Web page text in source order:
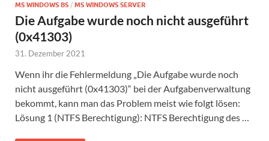
MS WINDOWS BS / MS WINDOWS SERVER
Die Aufgabe wurde noch nicht ausgeführt
(0x41303)
31. Dezember 2021
Wenn ihr die Fehlermeldung „Die Aufgabe wurde noch
nicht ausgeführt (0x41303)“ bei der Aufgabenverwaltung
bekommt, kann man das Problem meist wie folgt lösen:
Lösung 1 (NTFS Berechtigung): NTFS Berechtigung des …